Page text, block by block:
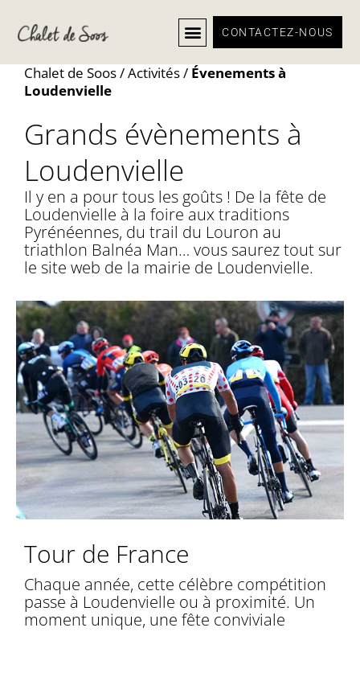
CONTACTEZ-NOUS
Chalet de Soos/Activités/ Évenements à
Loudenvielle
Grands évènements à
Loudenvielle
Il y en a pour tous les goûts ! De la fête de
Loudenvielle à la foire aux traditions
Pyrénéennes, du trail du Louron au
triathlon Balnéa Man… vous saurez tout sur
le site web de la mairie de Loudenvielle.
Tour de France
Chaque année, cette célèbre compétition
passe à Loudenvielle ou à proximité. Un
moment unique, une fête conviviale